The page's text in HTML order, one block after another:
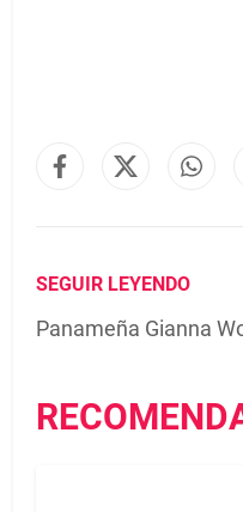
SEGUIR LEYENDO
Panameña Gianna